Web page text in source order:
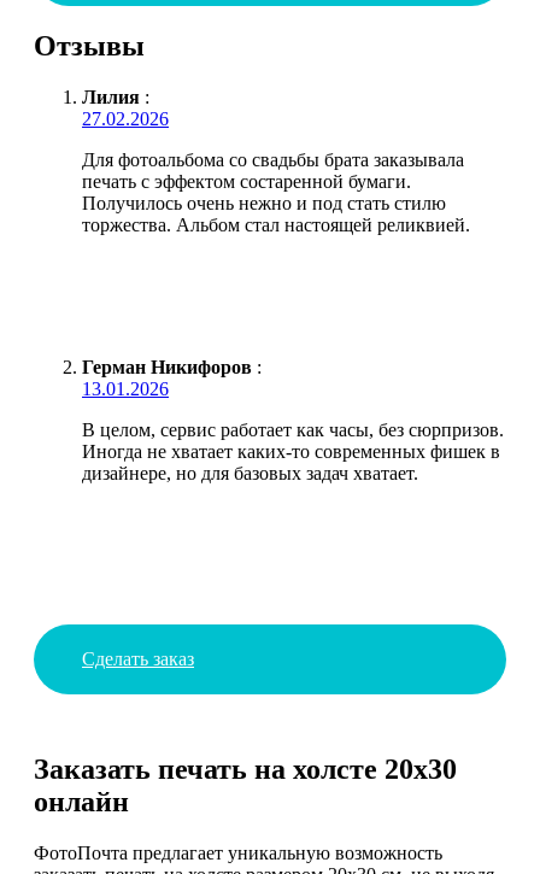
Отзывы
Лилия :
27.02.2026
Для фотоальбома со свадьбы брата заказывала
печать с эффектом состаренной бумаги.
Получилось очень нежно и под стать стилю
торжества. Альбом стал настоящей реликвией.
Герман Никифоров :
13.01.2026
В целом, сервис работает как часы, без сюрпризов.
Иногда не хватает каких-то современных фишек в
дизайнере, но для базовых задач хватает.
Сделать заказ
Заказать печать на холсте 20х30
онлайн
ФотоПочта предлагает уникальную возможность